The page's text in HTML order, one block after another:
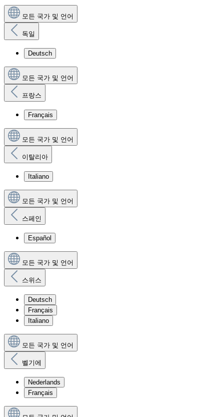
모든 국가 및 언어
독일
Deutsch
모든 국가 및 언어
프랑스
Français
모든 국가 및 언어
이탈리아
Italiano
모든 국가 및 언어
스페인
Español
모든 국가 및 언어
스위스
Deutsch
Français
Italiano
모든 국가 및 언어
벨기에
Nederlands
Français